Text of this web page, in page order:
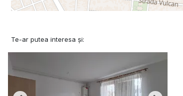
Te-ar putea interesa și: